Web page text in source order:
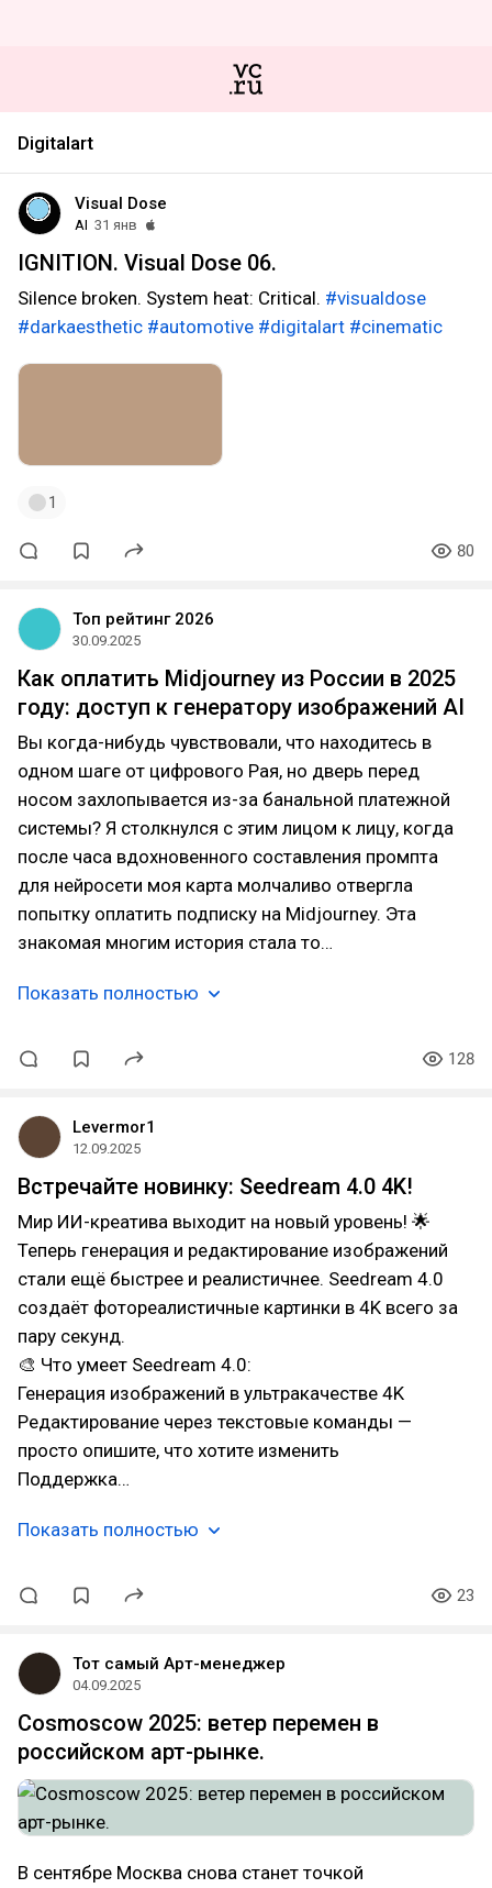
Digitalart
Visual Dose
AI 31 янв
IGNITION. Visual Dose 06.
Silence broken. System heat: Critical. #visualdose
#darkaesthetic #automotive #digitalart #cinematic
1
80
Топ рейтинг 2026
30.09.2025
Как оплатить Midjourney из России в 2025
году: доступ к генератору изображений AI
Вы когда-нибудь чувствовали, что находитесь в
одном шаге от цифрового Рая, но дверь перед
носом захлопывается из-за банальной платежной
системы? Я столкнулся с этим лицом к лицу, когда
после часа вдохновенного составления промпта
для нейросети моя карта молчаливо отвергла
попытку оплатить подписку на Midjourney. Эта
знакомая многим история стала то…
Показать полностью
128
Levermor1
12.09.2025
Встречайте новинку: Seedream 4.0 4K!
Мир ИИ-креатива выходит на новый уровень! 🌟
Теперь генерация и редактирование изображений
стали ещё быстрее и реалистичнее. Seedream 4.0
создаёт фотореалистичные картинки в 4K всего за
пару секунд.
🎨 Что умеет Seedream 4.0:
Генерация изображений в ультракачестве 4K
Редактирование через текстовые команды —
просто опишите, что хотите изменить
Поддержка…
Показать полностью
23
Тот самый Арт-менеджер
04.09.2025
Cosmoscow 2025: ветер перемен в
российском арт-рынке.
В сентябре Москва снова станет точкой